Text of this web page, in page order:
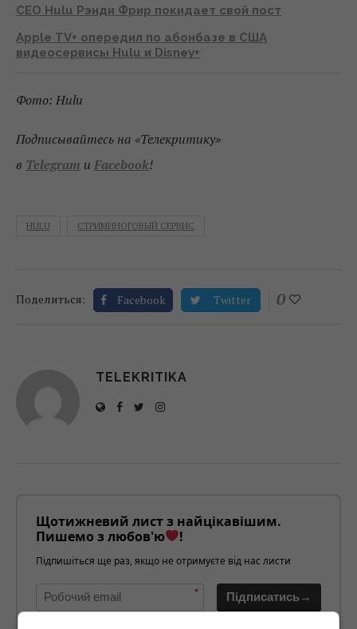
СEO Hulu Рэнди Фрир покидает свой пост
Apple TV+ опередил по абонбазе в США
видеосервисы Hulu и Disney+
Фото: Hulu
Подписывайтесь на «Телекритику»
в Telegram и Facebook!
HULU СТРИМИНОГОВЫЙ СЕРВИС
Поделиться: Facebook Twitter 0
TELEKRITIKA
Щотижневий лист з найцікавішим.
Пишемо з любов'ю
!
Підпишіться ще раз, якщо не отримуєте від нас листи
* Підписатись→